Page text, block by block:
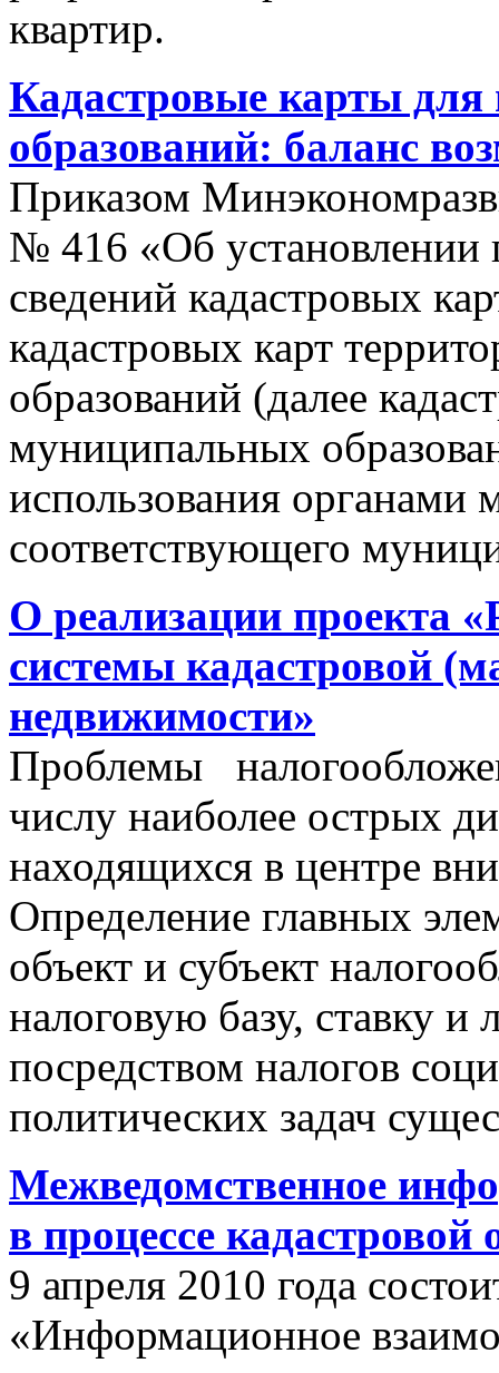
квартир.
Кадастровые карты
образований: баланс
Приказом
№ 416 «Об установлении
сведений кадастровых
кадастровых карт
образований (далее
муниципальных
использования органами
соответствующего
О реализации проекта
системы кадастровой
недвижимости»
Проблемы
числу наиболее острых
находящихся в центре
Определение главных
объект и субъект
налоговую базу, ставку и
посредством налогов
политических задач
Межведомственное
в процессе
9 апреля 2010 года
«Информационное